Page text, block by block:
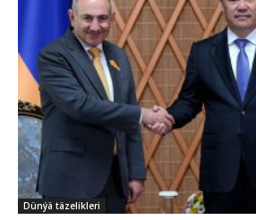
Dünýä täzelikleri